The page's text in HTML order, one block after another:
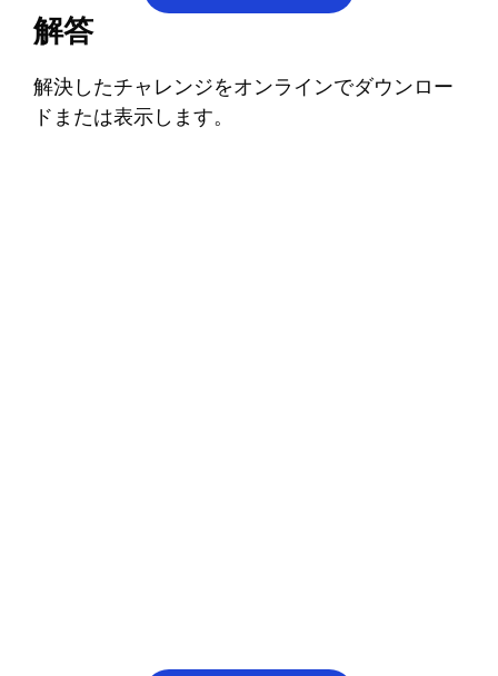
解答
解決したチャレンジをオンラインでダウンロー
ドまたは表示します。